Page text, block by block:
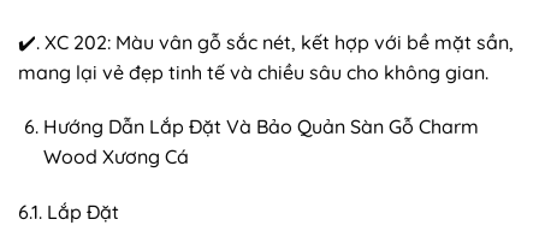
✔️. XC 202: Màu vân gỗ sắc nét, kết hợp với bề mặt sần,
mang lại vẻ đẹp tinh tế và chiều sâu cho không gian.
Hướng Dẫn Lắp Đặt Và Bảo Quản Sàn Gỗ Charm
Wood Xương Cá
6.1. Lắp Đặt